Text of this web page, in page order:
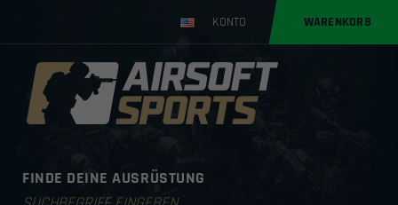
KONTO WARENKORB
FINDE DEINE AUSRÜSTUNG
Products